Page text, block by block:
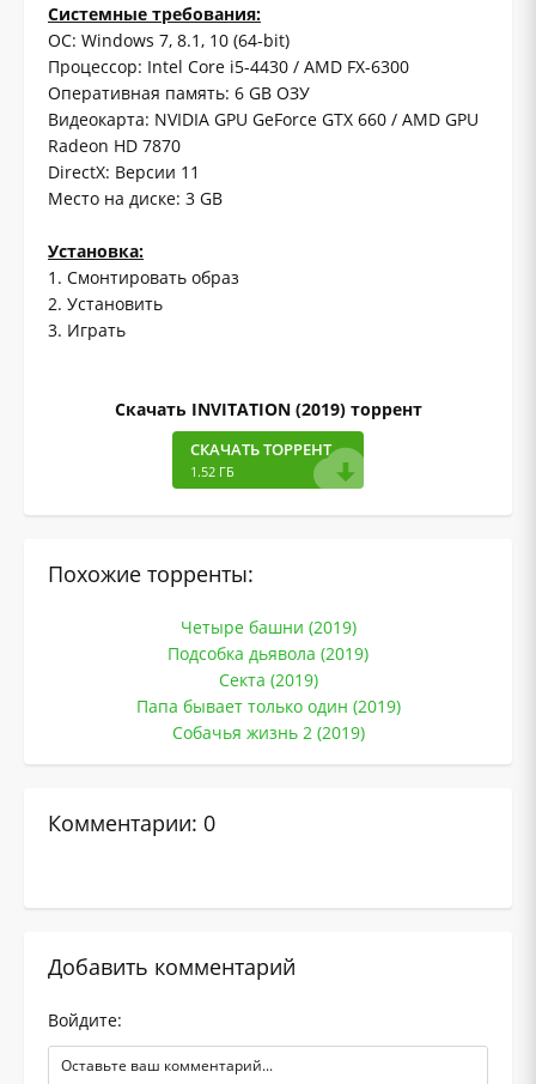
Системные требования:
ОС: Windows 7, 8.1, 10 (64-bit)
Процессор: Intel Core i5-4430 / AMD FX-6300
Оперативная память: 6 GB ОЗУ
Видеокарта: NVIDIA GPU GeForce GTX 660 / AMD GPU
Radeon HD 7870
DirectX: Версии 11
Место на диске: 3 GB
Установка:
1. Смонтировать образ
2. Установить
3. Играть
Скачать INVITATION (2019) торрент
СКАЧАТЬ ТОРРЕНТ
1.52 ГБ
Похожие торренты:
Четыре башни (2019)
Подсобка дьявола (2019)
Секта (2019)
Папа бывает только один (2019)
Собачья жизнь 2 (2019)
Комментарии: 0
Добавить комментарий
Войдите: